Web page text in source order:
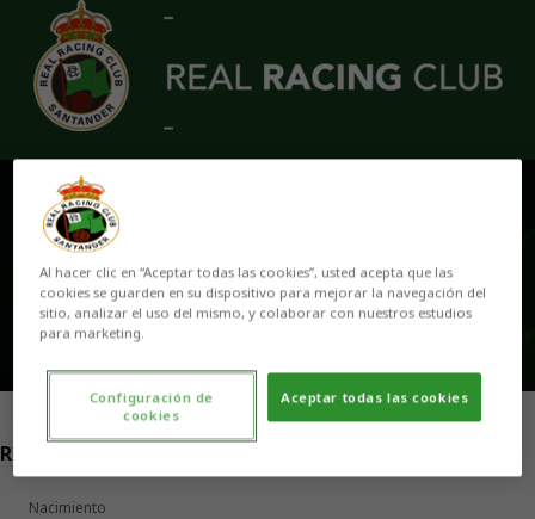
Skip to main content
READAPTADOR
Nacimiento
Al hacer clic en “Aceptar todas las cookies”, usted acepta que las
cookies se guarden en su dispositivo para mejorar la navegación del
sitio, analizar el uso del mismo, y colaborar con nuestros estudios
para marketing.
Aceptar todas las cookies
Configuración de
cookies